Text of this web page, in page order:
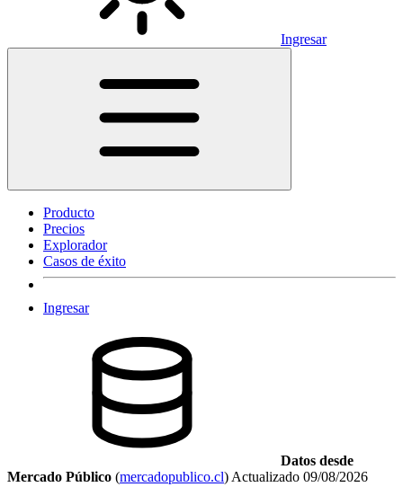
Ingresar
Producto
Precios
Explorador
Casos de éxito
Ingresar
Datos desde
Mercado Público (mercadopublico.cl) Actualizado 09/08/2026